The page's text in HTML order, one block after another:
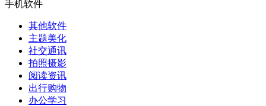
手机软件
其他软件
主题美化
社交通讯
拍照摄影
阅读资讯
出行购物
办公学习